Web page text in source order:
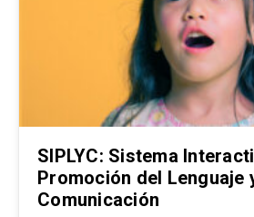
SIPLYC: Sistema
Promoción del Lenguaje
Comunicación